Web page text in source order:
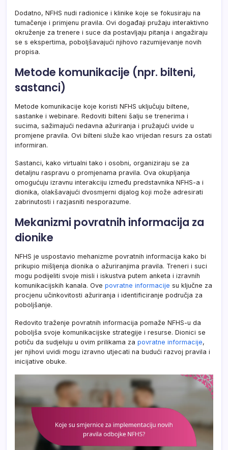
Dodatno, NFHS nudi radionice i klinike koje se fokusiraju na
tumačenje i primjenu pravila. Ovi događaji pružaju interaktivno
okruženje za trenere i suce da postavljaju pitanja i angažiraju
se s ekspertima, poboljšavajući njihovo razumijevanje novih
propisa.
Metode komunikacije (npr. bilteni,
sastanci)
Metode komunikacije koje koristi NFHS uključuju biltene,
sastanke i webinare. Redoviti bilteni šalju se trenerima i
sucima, sažimajući nedavna ažuriranja i pružajući uvide u
promjene pravila. Ovi bilteni služe kao vrijedan resurs za ostati
informiran.
Sastanci, kako virtualni tako i osobni, organiziraju se za
detaljnu raspravu o promjenama pravila. Ova okupljanja
omogućuju izravnu interakciju između predstavnika NFHS-a i
dionika, olakšavajući dvosmjerni dijalog koji može adresirati
zabrinutosti i razjasniti nesporazume.
Mekanizmi povratnih informacija za
dionike
NFHS je uspostavio mehanizme povratnih informacija kako bi
prikupio mišljenja dionika o ažuriranjima pravila. Treneri i suci
mogu podijeliti svoje misli i iskustva putem anketa i izravnih
komunikacijskih kanala. Ove povratne informacije su ključne za
procjenu učinkovitosti ažuriranja i identificiranje područja za
poboljšanje.
Redovito traženje povratnih informacija pomaže NFHS-u da
poboljša svoje komunikacijske strategije i resurse. Dionici se
potiču da sudjeluju u ovim prilikama za povratne informacije,
jer njihovi uvidi mogu izravno utjecati na budući razvoj pravila i
inicijative obuke.